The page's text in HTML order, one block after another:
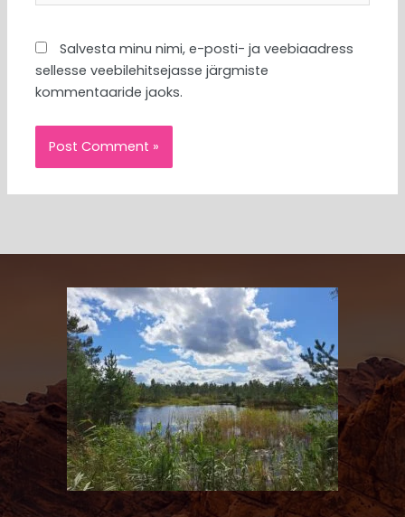
Salvesta minu nimi, e-posti- ja veebiaadress
sellesse veebilehitsejasse järgmiste
kommentaaride jaoks.